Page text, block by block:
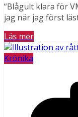
“Blågult klara för
jag när jag först
Läs mer
Krönika